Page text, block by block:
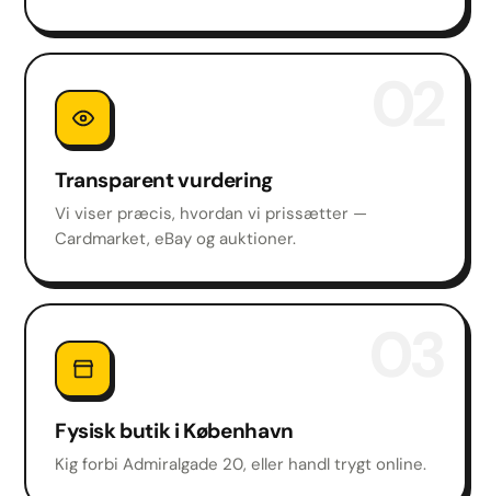
Transparent vurdering
Vi viser præcis, hvordan vi prissætter —
Cardmarket, eBay og auktioner.
Fysisk butik i København
Kig forbi Admiralgade 20, eller handl trygt online.